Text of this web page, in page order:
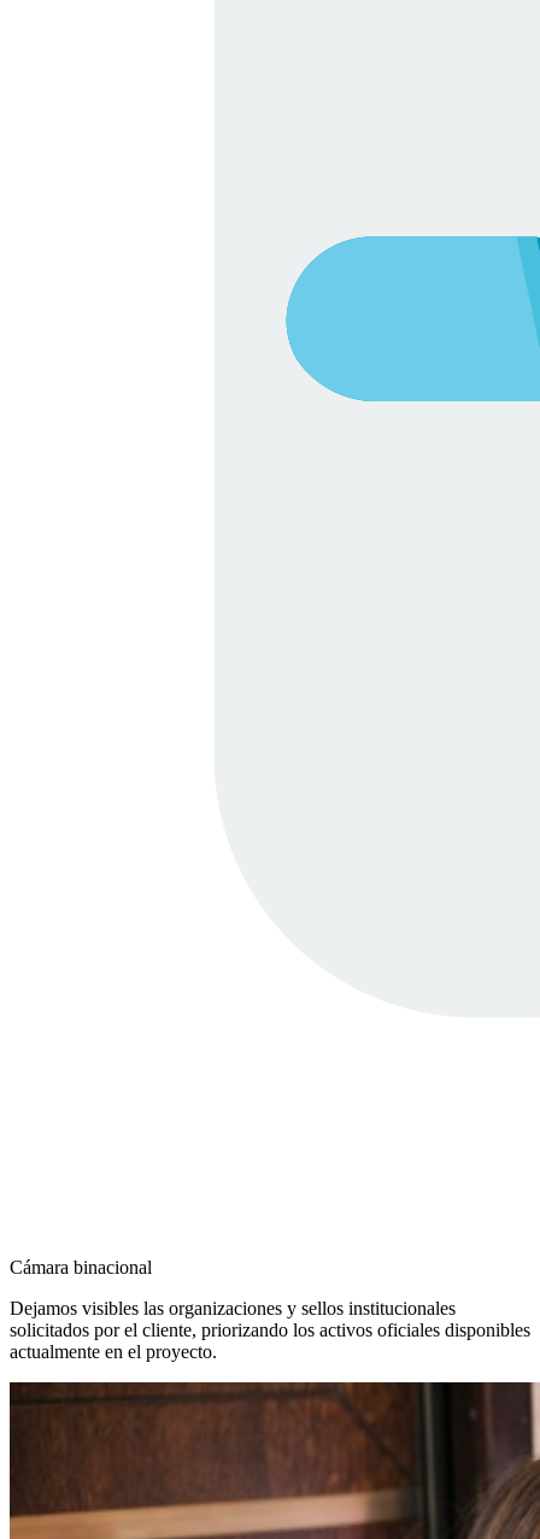
Cámara binacional
Dejamos visibles las organizaciones y sellos institucionales
solicitados por el cliente, priorizando los activos oficiales disponibles
actualmente en el proyecto.